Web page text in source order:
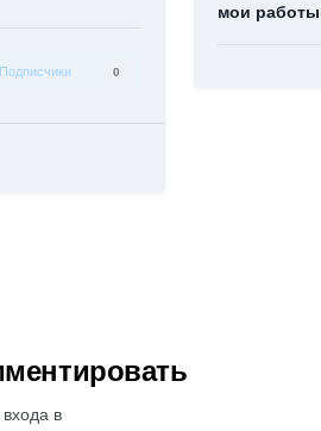
Подписчики 0
мои работы
в